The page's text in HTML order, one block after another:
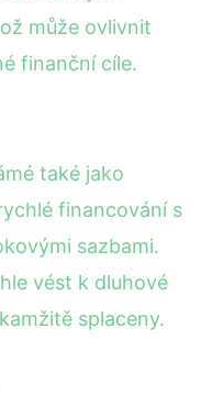
může ovlivnit
finanční cíle.
také jako
financování s
sazbami.
vést k dluhové
splaceny.